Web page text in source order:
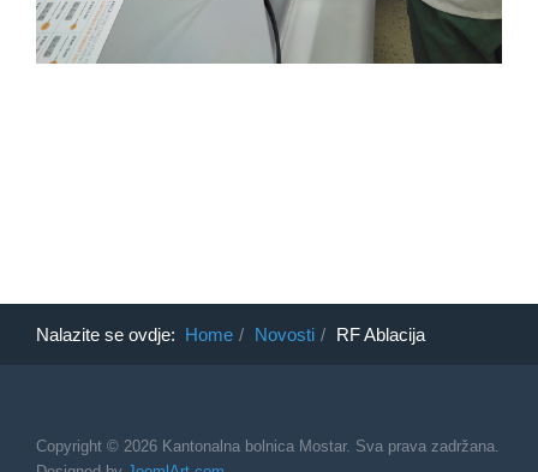
Nalazite se ovdje: Home Novosti RF Ablacija
Copyright © 2026 Kantonalna bolnica Mostar. Sva prava zadržana.